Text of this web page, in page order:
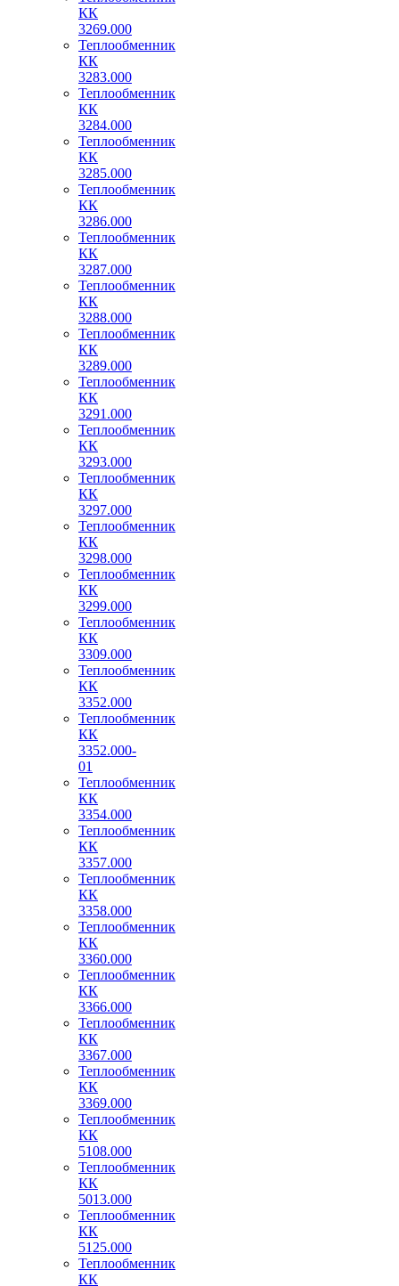
КК
3269.000
Теплообменник
КК
3283.000
Теплообменник
КК
3284.000
Теплообменник
КК
3285.000
Теплообменник
КК
3286.000
Теплообменник
КК
3287.000
Теплообменник
КК
3288.000
Теплообменник
КК
3289.000
Теплообменник
КК
3291.000
Теплообменник
КК
3293.000
Теплообменник
КК
3297.000
Теплообменник
КК
3298.000
Теплообменник
КК
3299.000
Теплообменник
КК
3309.000
Теплообменник
КК
3352.000
Теплообменник
КК
3352.000-
01
Теплообменник
КК
3354.000
Теплообменник
КК
3357.000
Теплообменник
КК
3358.000
Теплообменник
КК
3360.000
Теплообменник
КК
3366.000
Теплообменник
КК
3367.000
Теплообменник
КК
3369.000
Теплообменник
КК
5108.000
Теплообменник
КК
5013.000
Теплообменник
КК
5125.000
Теплообменник
КК